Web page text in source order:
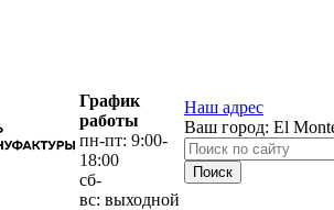
График
работы
пн-пт: 9:00-
18:00
сб-
вс: выходной
Наш адрес
Ваш город: El